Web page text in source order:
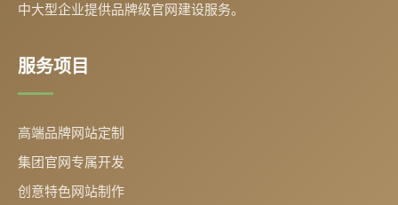
中大型企业提供品牌级官网建设服务。
服务项目
高端品牌网站定制
集团官网专属开发
创意特色网站制作